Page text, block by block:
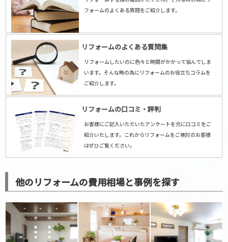
フォームのよくある質問をご紹介します。
リフォームのよくある質問集
リフォームしたいのに色々と時間がかかって悩んでしま
います。そんな時の為にリフォームのお役立ちコラムを
ご紹介します。
リフォームの口コミ・評判
お客様にご記入いただいたアンケートを元に口コミをご
紹介いたします。これからリフォームをご検討のお客様
はぜひご覧ください。
他のリフォームの費用相場と事例を探す